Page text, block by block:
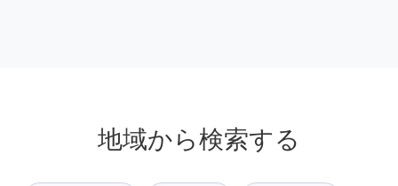
地域から検索する